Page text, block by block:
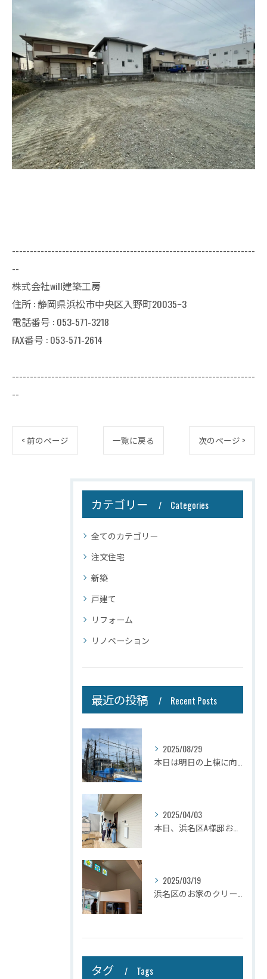
--------------------------------------------------------------------
--
株式会社will建築工房
住所 : 静岡県浜松市中央区入野町20035ｰ3
電話番号 : 053-571-3218
FAX番号 : 053-571-2614
--------------------------------------------------------------------
--
< 前のページ 一覧に戻る 次のページ >
カテゴリー Categories
全てのカテゴリー
注文住宅
新築
戸建て
リフォーム
リノベーション
最近の投稿 Recent Posts
2025/08/29
2025/04/03
2025/03/19
タグ Tags